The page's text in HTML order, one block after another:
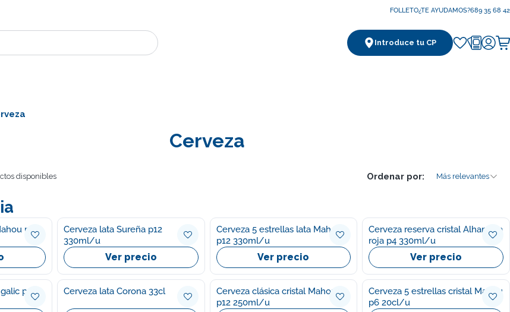
FOLLETO¿TE AYUDAMOS?689 35 68 42
Introduce tu CP
Cerveza
disponibles Ordenar por: Más relevantes
p12
Cerveza lata Sureña p12
330ml/u
Ver precio
Cerveza 5 estrellas lata Mahou
p12 330ml/u
Ver precio
Cerveza reserva cristal Alhambra
roja p4 330ml/u
Ver precio
p12
Cerveza lata Corona 33cl
Cerveza clásica cristal Mahou
p12 250ml/u
Cerveza 5 estrellas cristal Mahou
p6 20cl/u